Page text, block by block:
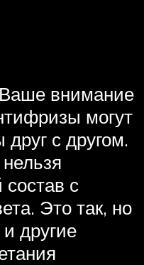
внимание
могут
с другом.
с
Это так, но
другие